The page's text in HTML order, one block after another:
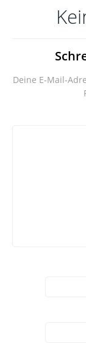
Deine E-Mail-